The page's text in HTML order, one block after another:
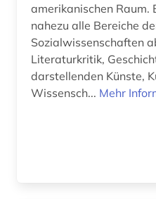
ertragsteuerrecht (1)
erziehung (6)
essay (1)
amerikanischen Raum.
nahezu alle Bereiche
Sozialwissenschaften
Literaturkritik,
darstellenden Künste,
Wissensch... Mehr